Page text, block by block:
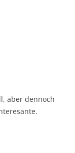
aber dennoch